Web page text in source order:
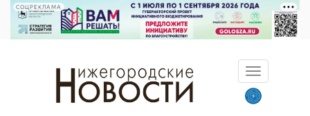
СОЦРЕКЛАМА